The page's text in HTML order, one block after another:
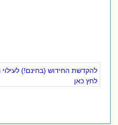
להקדשת החידוש (בחינם!) לעילוי
לחץ כאן